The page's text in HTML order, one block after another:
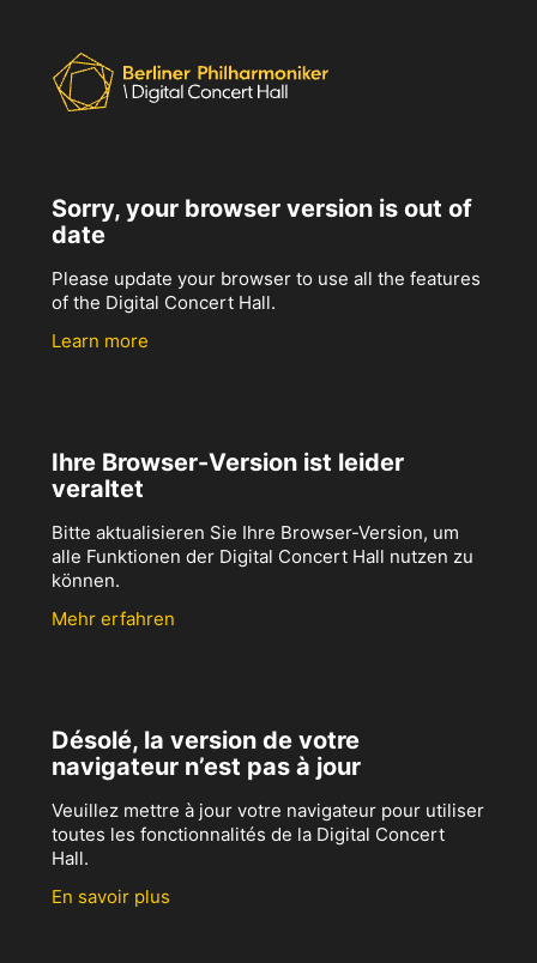
Sorry, your browser version is out of
date
Please update your browser to use all the features
of the Digital Concert Hall.
Learn more
Ihre Browser-Version ist leider
veraltet
Bitte aktualisieren Sie Ihre Browser-Version, um
alle Funktionen der Digital Concert Hall nutzen zu
können.
Mehr erfahren
Désolé, la version de votre
navigateur n’est pas à jour
Veuillez mettre à jour votre navigateur pour utiliser
toutes les fonctionnalités de la Digital Concert
Hall.
En savoir plus